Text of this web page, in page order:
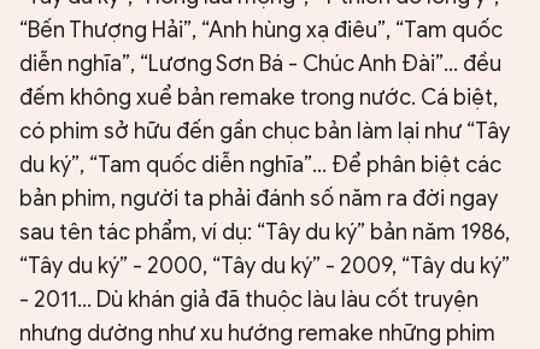
“Bến Thượng Hải”, “Anh hùng xạ điêu”, “Tam quốc
diễn nghĩa”, “Lương Sơn Bá - Chúc Anh Đài”… đều
đếm không xuể bản remake trong nước. Cá biệt,
có phim sở hữu đến gần chục bản làm lại như “Tây
du ký”, “Tam quốc diễn nghĩa”… Để phân biệt các
bản phim, người ta phải đánh số năm ra đời ngay
sau tên tác phẩm, ví dụ: “Tây du ký” bản năm 1986,
“Tây du ký” - 2000, “Tây du ký” - 2009, “Tây du ký”
- 2011… Dù khán giả đã thuộc làu làu cốt truyện
nhưng dường như xu hướng remake những phim